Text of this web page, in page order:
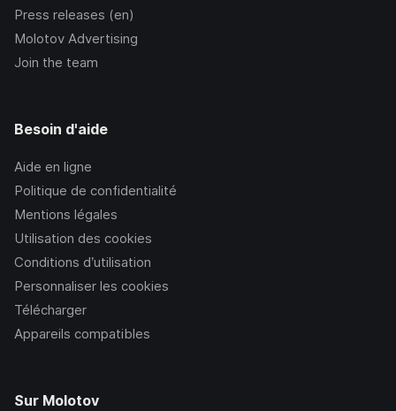
Press releases (en)
Molotov Advertising
Join the team
Besoin d'aide
Aide en ligne
Politique de confidentialité
Mentions légales
Utilisation des cookies
Conditions d’utilisation
Personnaliser les cookies
Télécharger
Appareils compatibles
Sur Molotov